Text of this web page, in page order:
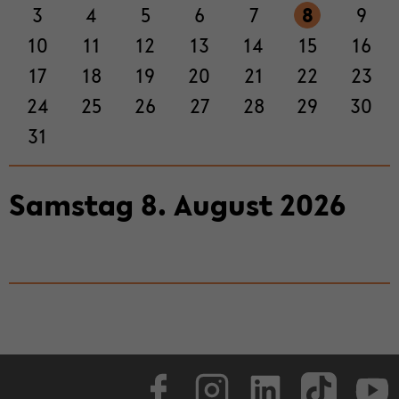
seln
3
4 5 6 7 8
9
10
11 12 13 14 15
16
17
18 19 20 21 22
23
24
25 26 27 28 29
30
31
Sams­tag 8. Au­gust2026
Face­book